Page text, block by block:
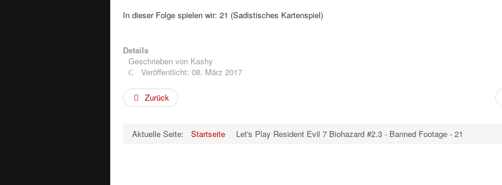
In dieser Folge spielen wir: 21 (Sadistisches Kartenspiel)
Details
Geschrieben von Kashy
Veröffentlicht: 08. März 2017
Zurück
Aktuelle Seite: Startseite Let's Play Resident Evil 7 Biohazard #2.3 - Banned Footage - 21